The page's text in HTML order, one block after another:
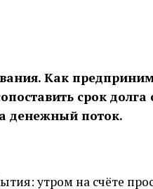
Как
срок долга
денежный поток.
утром на счёте